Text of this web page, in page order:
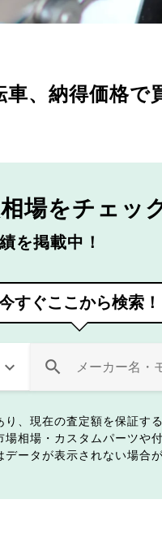
、 納得価格で
場をチェッ
を掲載中！
すぐここから検索！
、現在の査定額を保証す
相場・カスタムパーツや
ータが表示されない場合が